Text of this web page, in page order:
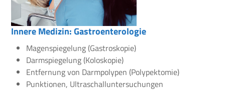
Innere Medizin: Gastroenterologie
Magenspiegelung (Gastroskopie)
Darmspiegelung (Koloskopie)
Entfernung von Darmpolypen (Polypektomie)
Punktionen, Ultraschalluntersuchungen